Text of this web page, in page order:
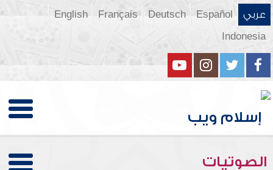
عربي Español
Deutsch
Français
English
Indonesia
الصوتيات